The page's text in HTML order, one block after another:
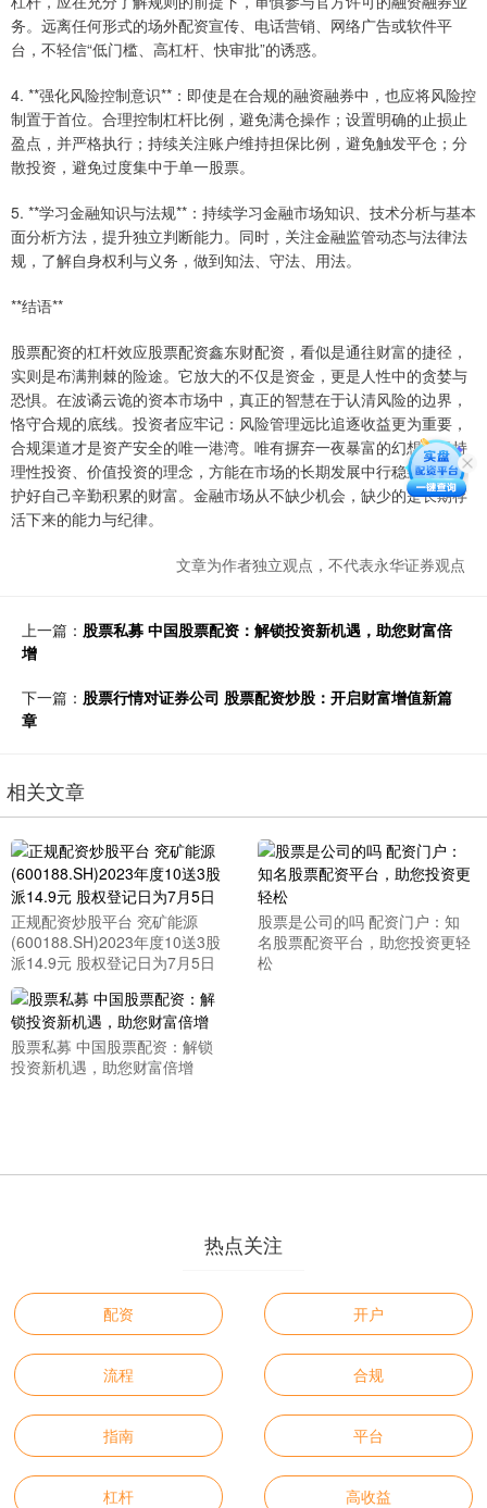
务。远离任何形式的场外配资宣传、电话营销、网络广告或软件平
台，不轻信“低门槛、高杠杆、快审批”的诱惑。
4. **强化风险控制意识**：即使是在合规的融资融券中，也应将风险控
制置于首位。合理控制杠杆比例，避免满仓操作；设置明确的止损止
盈点，并严格执行；持续关注账户维持担保比例，避免触发平仓；分
散投资，避免过度集中于单一股票。
5. **学习金融知识与法规**：持续学习金融市场知识、技术分析与基本
面分析方法，提升独立判断能力。同时，关注金融监管动态与法律法
规，了解自身权利与义务，做到知法、守法、用法。
**结语**
股票配资的杠杆效应股票配资鑫东财配资，看似是通往财富的捷径，
实则是布满荆棘的险途。它放大的不仅是资金，更是人性中的贪婪与
恐惧。在波谲云诡的资本市场中，真正的智慧在于认清风险的边界，
恪守合规的底线。投资者应牢记：风险管理远比追逐收益更为重要，
合规渠道才是资产安全的唯一港湾。唯有摒弃一夜暴富的幻想，坚持
理性投资、价值投资的理念，方能在市场的长期发展中行稳致远，守
护好自己辛勤积累的财富。金融市场从不缺少机会，缺少的是长期存
活下来的能力与纪律。
文章为作者独立观点，不代表永华证券观点
上一篇： 股票私募 中国股票配资：解锁投资新机遇，助您财富倍
增
下一篇： 股票行情对证券公司 股票配资炒股：开启财富增值新篇
章
相关文章
正规配资炒股平台 兖矿能源
(600188.SH)2023年度10送3股
派14.9元 股权登记日为7月5日
股票是公司的吗 配资门户：知
名股票配资平台，助您投资更轻
松
股票私募 中国股票配资：解锁
投资新机遇，助您财富倍增
热点关注
配资 开户
流程 合规
指南 平台
杠杆 高收益